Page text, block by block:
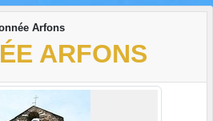
Arfons
ARFONS